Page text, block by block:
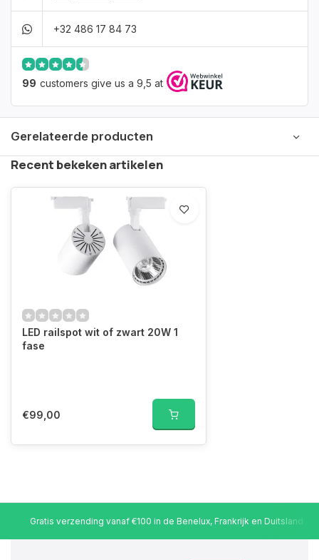
+32 486 17 84 73
99 customers give us a 9,5 at
Gerelateerde producten
Recent bekeken artikelen
LED railspot wit of zwart 20W 1
fase
€99,00
Gratis verzending vanaf €100 in de Benelux, Frankrijk en Duitsland